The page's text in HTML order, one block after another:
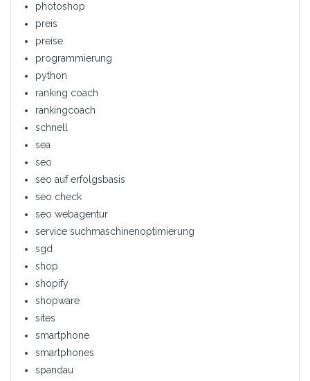
photoshop
preis
preise
programmierung
python
ranking coach
rankingcoach
schnell
sea
seo
seo auf erfolgsbasis
seo check
seo webagentur
service suchmaschinenoptimierung
sgd
shop
shopify
shopware
sites
smartphone
smartphones
spandau